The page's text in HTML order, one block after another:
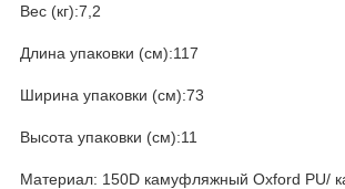
Вес (кг):7,2
Длина упаковки (см):117
Ширина упаковки (см):73
Высота упаковки (см):11
Материал: 150D камуфляжный Oxford PU/